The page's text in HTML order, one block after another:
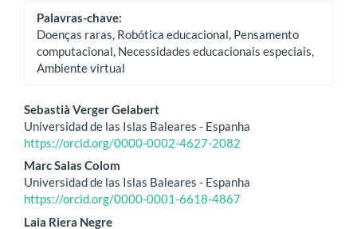
Palavras-chave:
Doenças raras, Robótica educacional, Pensamento
computacional, Necessidades educacionais especiais,
Ambiente virtual
Conteúdo
do
artigo
principal
Sebastià Verger Gelabert
Universidad de las Islas Baleares - Espanha
https://orcid.org/0000-0002-4627-2082
Marc Salas Colom
Universidad de las Islas Baleares - Espanha
https://orcid.org/0000-0001-6618-4867
Laia Riera Negre